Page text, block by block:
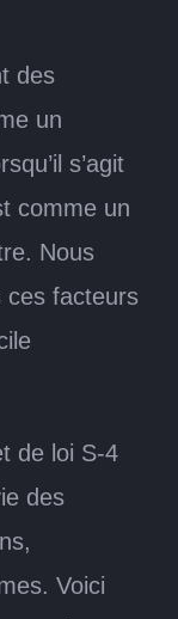
des
un
s’agit
comme un
Nous
ces facteurs
de loi S-4
des
Voici